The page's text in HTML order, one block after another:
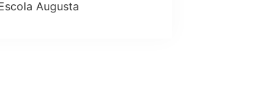
Augusta